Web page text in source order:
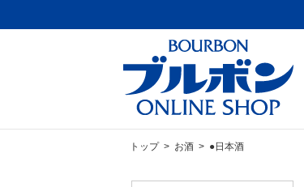
トップ> お酒> ●日本酒